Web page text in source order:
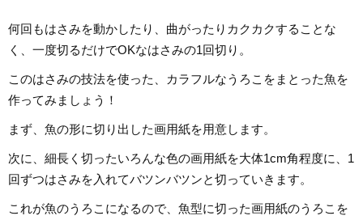
何回もはさみを動かしたり、曲がったりカクカクすることな
く、一度切るだけでOKなはさみの1回切り。
このはさみの技法を使った、カラフルなうろこをまとった魚を
作ってみましょう！
まず、魚の形に切り出した画用紙を用意します。
次に、細長く切ったいろんな色の画用紙を大体1cm角程度に、1
回ずつはさみを入れてバツンバツンと切っていきます。
これが魚のうろこになるので、魚型に切った画用紙のうろこを